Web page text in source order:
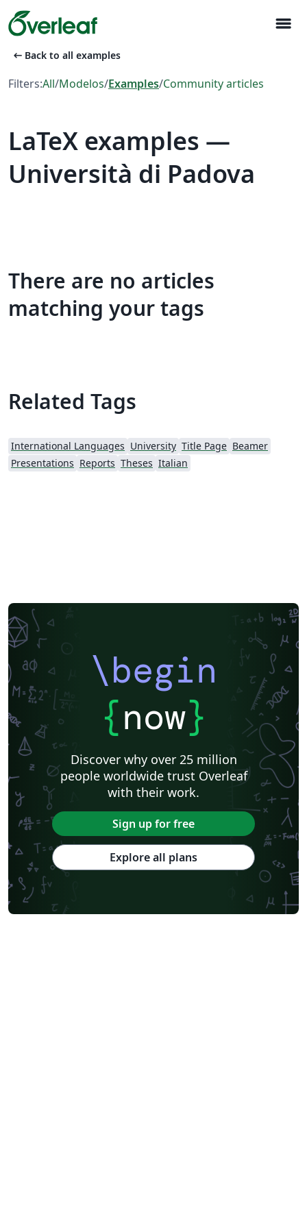
menu
arrow_left_alt Back to all examples
Filters:All/Modelos/Examples/Community articles
LaTeX examples —
Università di Padova
There are no articles
matching your tags
Related Tags
International Languages University Title Page Beamer
Presentations Reports Theses Italian
\begin
{now}
Discover why over 25 million
people worldwide trust Overleaf
with their work.
Sign up for free
Explore all plans